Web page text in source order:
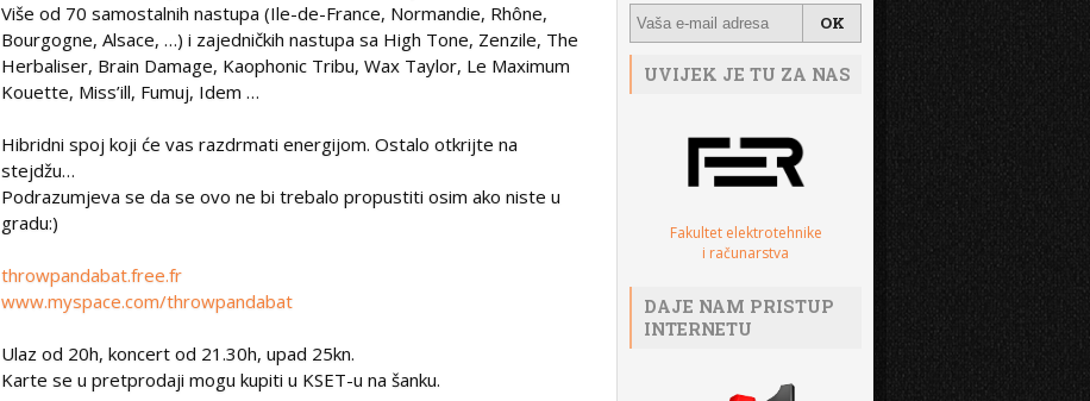
Više od 70 samostalnih nastupa (Ile-de-France, Normandie, Rhône,
Bourgogne, Alsace, …) i zajedničkih nastupa sa High Tone, Zenzile, The
Herbaliser, Brain Damage, Kaophonic Tribu, Wax Taylor, Le Maximum
Kouette, Miss’ill, Fumuj, Idem …
Hibridni spoj koji će vas razdrmati energijom. Ostalo otkrijte na
stejdžu…
Podrazumjeva se da se ovo ne bi trebalo propustiti osim ako niste u
gradu:)
throwpandabat.free.fr
www.myspace.com/throwpandabat
Ulaz od 20h, koncert od 21.30h, upad 25kn.
Karte se u pretprodaji mogu kupiti u KSET-u na šanku.
UVIJEK JE TU ZA NAS
Fakultet elektrotehnike
i računarstva
DAJE NAM PRISTUP
INTERNETU